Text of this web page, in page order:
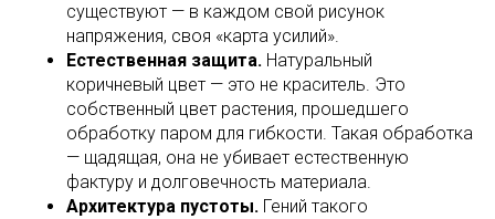
существуют — в каждом свой рисунок
напряжения, своя «карта усилий».
Естественная защита. Натуральный
коричневый цвет — это не краситель. Это
собственный цвет растения, прошедшего
обработку паром для гибкости. Такая обработка
— щадящая, она не убивает естественную
фактуру и долговечность материала.
Архитектура пустоты. Гений такого